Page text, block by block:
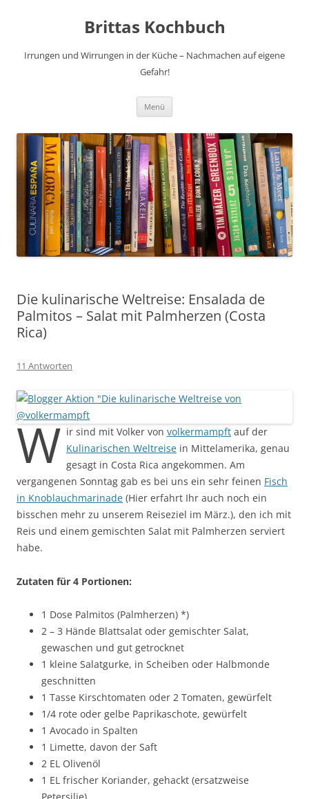
Brittas Kochbuch
Irrungen und Wirrungen in der Küche – Nachmachen auf eigene
Gefahr!
Menü
Die kulinarische Weltreise: Ensalada de
Palmitos – Salat mit Palmherzen (Costa
Rica)
11 Antworten
W ir sind mit Volker von volkermampft auf der
Kulinarischen Weltreise in Mittelamerika, genau
gesagt in Costa Rica angekommen. Am
vergangenen Sonntag gab es bei uns ein sehr feinen Fisch
in Knoblauchmarinade (Hier erfahrt Ihr auch noch ein
bisschen mehr zu unserem Reiseziel im März.), den ich mit
Reis und einem gemischten Salat mit Palmherzen serviert
habe.
Zutaten für 4 Portionen:
1 Dose Palmitos (Palmherzen) *)
2 – 3 Hände Blattsalat oder gemischter Salat,
gewaschen und gut getrocknet
1 kleine Salatgurke, in Scheiben oder Halbmonde
geschnitten
1 Tasse Kirschtomaten oder 2 Tomaten, gewürfelt
1/4 rote oder gelbe Paprikaschote, gewürfelt
1 Avocado in Spalten
1 Limette, davon der Saft
2 EL Olivenöl
1 EL frischer Koriander, gehackt (ersatzweise